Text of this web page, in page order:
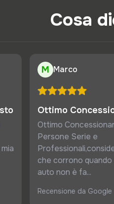
Cosa
M Marco
Ottimo
Ottimo
Persone Serie e
che corrono quando
auto non è fa...
Recensione da Google